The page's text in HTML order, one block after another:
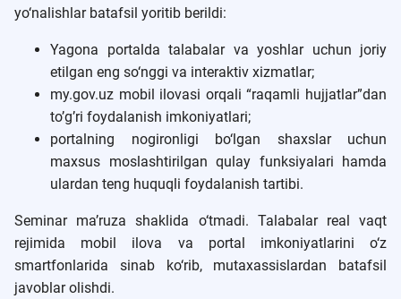
yo‘nalishlar batafsil yoritib berildi:
Yagona portalda talabalar va yoshlar uchun joriy
etilgan eng so‘nggi va interaktiv xizmatlar;
my.gov.uz mobil ilovasi orqali “raqamli hujjatlar”dan
to’g’ri foydalanish imkoniyatlari;
portalning nogironligi bo‘lgan shaxslar uchun
maxsus moslashtirilgan qulay funksiyalari hamda
ulardan teng huquqli foydalanish tartibi.
Seminar ma’ruza shaklida o‘tmadi. Talabalar real vaqt
rejimida mobil ilova va portal imkoniyatlarini o‘z
smartfonlarida sinab ko‘rib, mutaxassislardan batafsil
javoblar olishdi.